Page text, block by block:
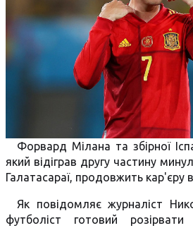
Форвард Мілана та збірної
який відіграв другу частину
Галатасараї, продовжить кар'єру
Як повідомляє журналіст
футболіст готовий